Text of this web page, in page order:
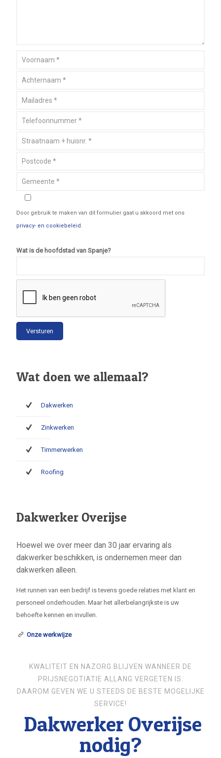
Door gebruik te maken van dit formulier gaat u akkoord met ons
privacy- en cookiebeleid.
Wat is de hoofdstad van Spanje?
Wat doen we allemaal?
Dakwerken
Zinkwerken
Timmerwerken
Roofing
Dakwerker Overijse
Hoewel we over meer dan 30 jaar ervaring als
dakwerker beschikken, is ondernemen meer dan
dakwerken alleen.
Het runnen van een bedrijf is tevens goede relaties met klant en
personeel onderhouden. Maar het allerbelangrijkste is uw
behoefte kennen en invullen.
Onze werkwijze
KWALITEIT EN NAZORG BLIJVEN WANNEER DE
PRIJSNEGOTIATIE ALLANG VERGETEN IS.
DAAROM GEVEN WE U STEEDS DE BESTE MOGELIJKE
SERVICE!
Dakwerker Overijse
nodig?